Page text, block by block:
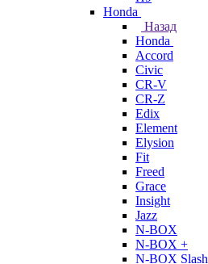
Honda
Назад
Honda
Accord
Civic
CR-V
CR-Z
Edix
Element
Elysion
Fit
Freed
Grace
Insight
Jazz
N-BOX
N-BOX +
N-BOX Slash